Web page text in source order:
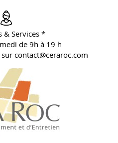
& Services *
de 9h à 19 h
contact@ceraroc.com